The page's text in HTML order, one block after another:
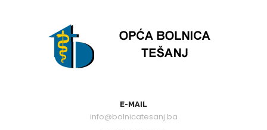
E-MAIL
info@bolnicatesanj.ba